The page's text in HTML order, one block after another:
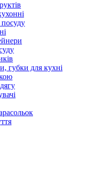
губки для кухні